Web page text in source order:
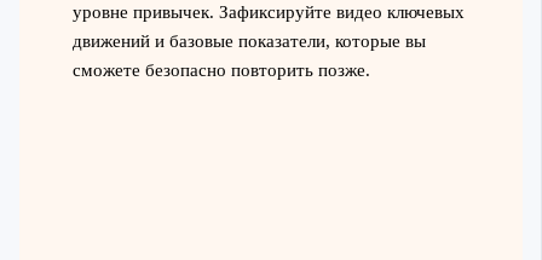
уровне привычек. Зафиксируйте видео ключевых
движений и базовые показатели, которые вы
сможете безопасно повторить позже.